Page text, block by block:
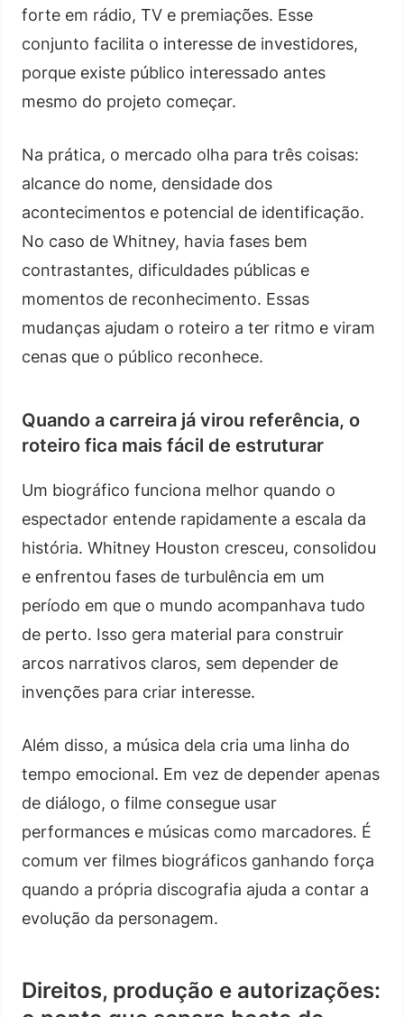
forte em rádio, TV e premiações. Esse
conjunto facilita o interesse de investidores,
porque existe público interessado antes
mesmo do projeto começar.
Na prática, o mercado olha para três coisas:
alcance do nome, densidade dos
acontecimentos e potencial de identificação.
No caso de Whitney, havia fases bem
contrastantes, dificuldades públicas e
momentos de reconhecimento. Essas
mudanças ajudam o roteiro a ter ritmo e viram
cenas que o público reconhece.
Quando a carreira já virou referência, o
roteiro fica mais fácil de estruturar
Um biográfico funciona melhor quando o
espectador entende rapidamente a escala da
história. Whitney Houston cresceu, consolidou
e enfrentou fases de turbulência em um
período em que o mundo acompanhava tudo
de perto. Isso gera material para construir
arcos narrativos claros, sem depender de
invenções para criar interesse.
Além disso, a música dela cria uma linha do
tempo emocional. Em vez de depender apenas
de diálogo, o filme consegue usar
performances e músicas como marcadores. É
comum ver filmes biográficos ganhando força
quando a própria discografia ajuda a contar a
evolução da personagem.
Direitos, produção e autorizações: